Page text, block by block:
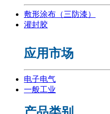
敷形涂布（三防漆）
灌封胶
应用市场
电子电气
一般工业